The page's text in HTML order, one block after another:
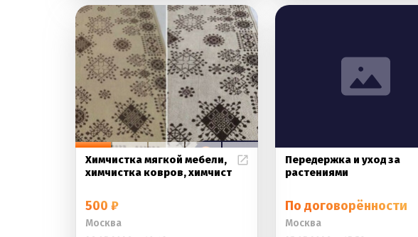
Химчистка мягкой мебели,
химчистка ковров, химчист
500 ₽
Москва
Передержка и уход за
растениями
По договорённости
Москва